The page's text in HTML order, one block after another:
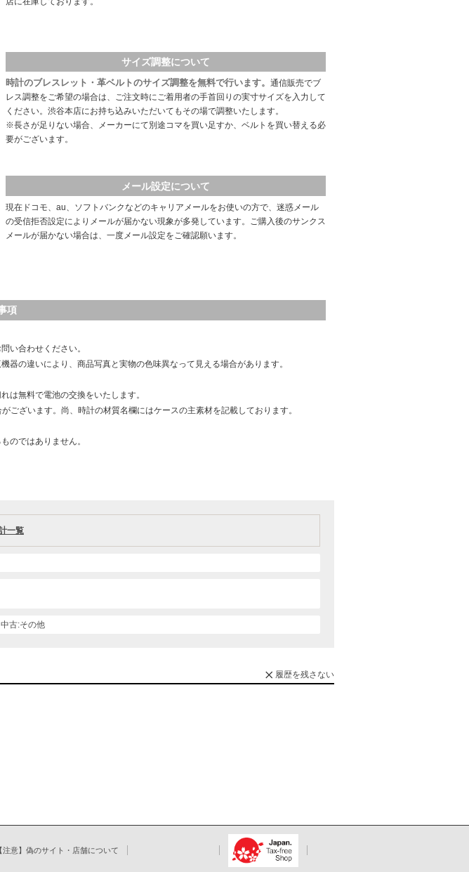
サイズ調整について
時計のブレスレット・革ベルトのサイズ調整を無料で行います。 通信販売でブ
レス調整をご希望の場合は、ご注文時にご着用者の手首回りの実寸サイズを入力して
ください。渋谷本店にお持ち込みいただいてもその場で調整いたします。
※長さが足りない場合、メーカーにて別途コマを買い足すか、ベルトを買い替える必
要がございます。
メール設定について
現在ドコモ、au、ソフトバンクなどのキャリアメールをお使いの方で、迷惑メール
の受信拒否設定によりメールが届かない現象が多発しています。ご購入後のサンクス
メールが届かない場合は、一度メール設定をご確認願います。
項
い合わせください。
の違いにより、商品写真と実物の色味異なって見える場合があります。
は無料で電池の交換をいたします。
ざいます。尚、時計の材質名欄にはケースの主素材を記載しております。
のではありません。
一覧
中古:その他
履歴を残さない
【注意】偽のサイト・店舗について